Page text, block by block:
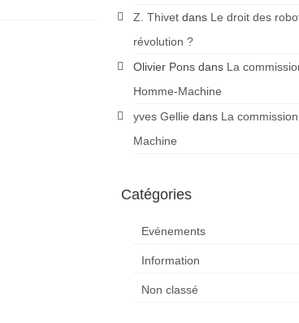
Z. Thivet dans Le droit des
révolution ?
Olivier Pons dans La
Homme-Machine
yves Gellie dans La
Machine
Catégories
Evénements
Information
Non classé